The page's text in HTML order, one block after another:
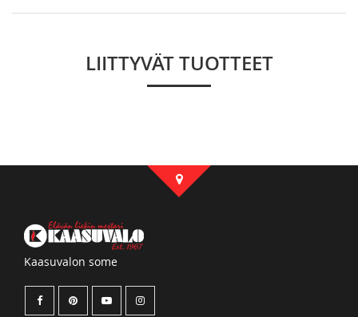
LIITTYVÄT TUOTTEET
Kaasuvalon some